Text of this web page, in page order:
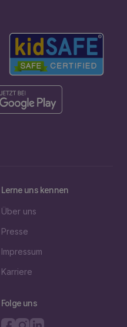
Lerne uns kennen
Über uns
Presse
Impressum
Karriere
Folge uns